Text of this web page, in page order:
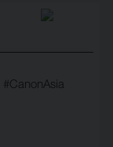
#CanonAsia